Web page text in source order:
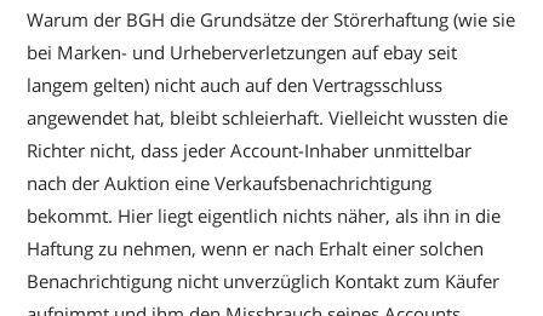
Warum der BGH die Grundsätze der Störerhaftung (wie sie
bei Marken- und Urheberverletzungen auf ebay seit
langem gelten) nicht auch auf den Vertragsschluss
angewendet hat, bleibt schleierhaft. Vielleicht wussten die
Richter nicht, dass jeder Account-Inhaber unmittelbar
nach der Auktion eine Verkaufsbenachrichtigung
bekommt. Hier liegt eigentlich nichts näher, als ihn in die
Haftung zu nehmen, wenn er nach Erhalt einer solchen
Benachrichtigung nicht unverzüglich Kontakt zum Käufer